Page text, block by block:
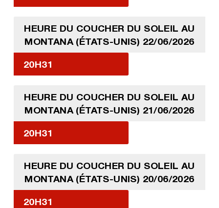
HEURE DU COUCHER DU SOLEIL AU
MONTANA (ÉTATS-UNIS) 22/06/2026
20H31
HEURE DU COUCHER DU SOLEIL AU
MONTANA (ÉTATS-UNIS) 21/06/2026
20H31
HEURE DU COUCHER DU SOLEIL AU
MONTANA (ÉTATS-UNIS) 20/06/2026
20H31